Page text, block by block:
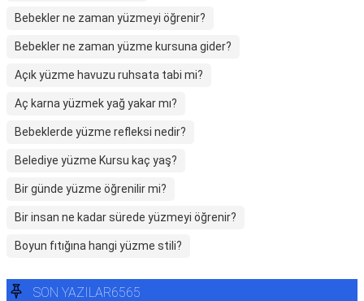
Bebekler ne zaman yüzmeyi öğrenir?
Bebekler ne zaman yüzme kursuna gider?
Açık yüzme havuzu ruhsata tabi mi?
Aç karna yüzmek yağ yakar mı?
Bebeklerde yüzme refleksi nedir?
Belediye yüzme Kursu kaç yaş?
Bir günde yüzme öğrenilir mi?
Bir insan ne kadar sürede yüzmeyi öğrenir?
Boyun fıtığına hangi yüzme stili?
SON YAZILAR6565